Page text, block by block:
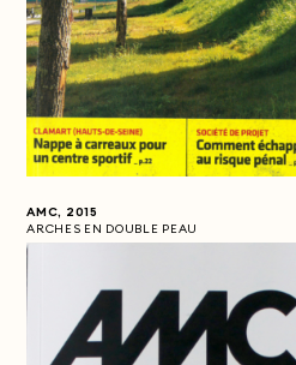
AMC, 2015
ARCHES EN DOUBLE PEAU